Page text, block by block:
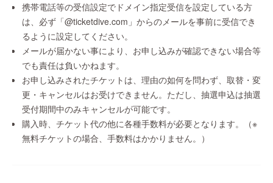
携帯電話等の受信設定でドメイン指定受信を設定している方
は、必ず「@ticketdive.com」からのメールを事前に受信でき
るように設定してください。
メールが届かない事により、お申し込みが確認できない場合等
でも責任は負いかねます。
お申し込みされたチケットは、理由の如何を問わず、取替・変
更・キャンセルはお受けできません。ただし、抽選申込は抽選
受付期間中のみキャンセルが可能です。
購入時、チケット代の他に各種手数料が必要となります。（※
無料チケットの場合、手数料はかかりません。）